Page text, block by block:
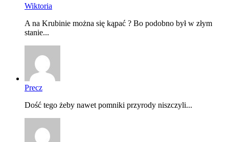
Wiktoria
A na Krubinie można się kąpać ? Bo podobno był w złym
stanie...
Precz
Dość tego żeby nawet pomniki przyrody niszczyli...